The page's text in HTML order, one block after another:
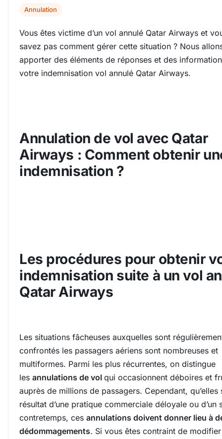
Annulation
Vous êtes victime d’un vol annulé Qatar Airways et
savez pas comment gérer cette situation ? Nous
apporter des éléments de réponses et des
votre indemnisation vol annulé Qatar Airways.
Annulation de vol avec Qatar
Airways : Comment obtenir
indemnisation ?
Les procédures pour obtenir
indemnisation suite à un vol
Qatar Airways
Les situations fâcheuses auxquelles sont
confrontés les passagers aériens sont nombreuses et
multiformes. Parmi les plus récurrentes, on distingue
les annulations de vol qui occasionnent déboires et
auprès de millions de passagers. Cependant, qu’elles
résultat d’une pratique commerciale déloyale ou d’un
contretemps, ces annulations doivent donner lieu à
dédommagements. Si vous êtes contraint de